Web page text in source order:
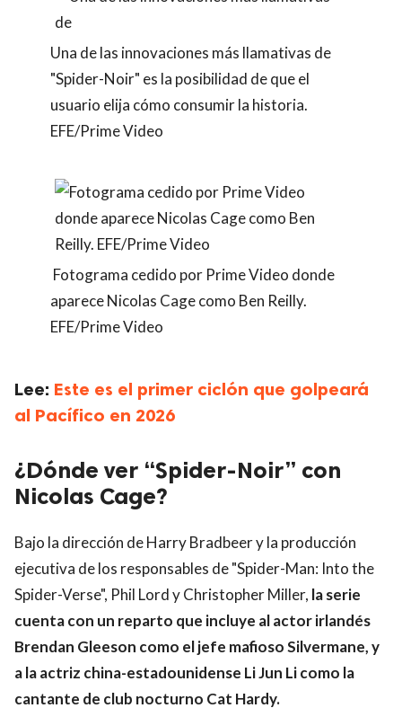
Una de las innovaciones más llamativas de
"Spider-Noir" es la posibilidad de que el
usuario elija cómo consumir la historia.
EFE/Prime Video
Fotograma cedido por Prime Video donde
aparece Nicolas Cage como Ben Reilly.
EFE/Prime Video
Lee: Este es el primer ciclón que golpeará
al Pacífico en 2026
¿Dónde ver “Spider-Noir” con
Nicolas Cage?
Bajo la dirección de Harry Bradbeer y la producción
ejecutiva de los responsables de "Spider-Man: Into the
Spider-Verse", Phil Lord y Christopher Miller, la serie
cuenta con un reparto que incluye al actor irlandés
Brendan Gleeson como el jefe mafioso Silvermane, y
a la actriz china-estadounidense Li Jun Li como la
cantante de club nocturno Cat Hardy.